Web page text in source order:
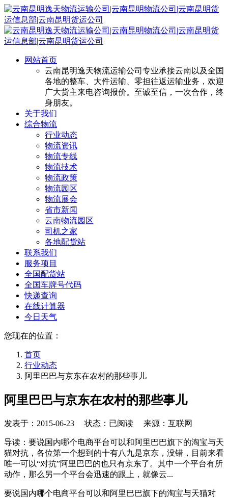
网站首页
云南昆明逸天物流运输公司专业承接云南以及全国
各地的整车、大件运输、零担往返运输业务，欢迎
广大货主来电咨询报价。至诚至信，一次合作，终
身朋友。
关于我们
综合物流
行业动态
物流资讯
物流专线
物流技术
物流政策
物流园区
物流展会
省市新闻
云南物流园区
司机之家
各地配货站
联系我们
服务项目
全国配货站
全国车牌号代码
快递查询
在线计算器
今日天气
您现在的位置：
首页
行业动态
阿里巴巴与京东在农村的那些事儿
阿里巴巴与京东在农村的那些事儿
发表于： 2015-06-23 状态：已阅读 来源：互联网
导读：要说国内哪个电商平台可以和阿里巴巴旗下的淘宝与天
猫对抗，各位第一个想到的十有八九是京东，没错，目前来看
唯一可以“对抗”阿里巴巴的也只有京东了。其中一个平台有所
动作，那么另一个平台会迅速的跟上，就像云...
要说国内哪个电商平台可以和阿里巴巴旗下的淘宝与天猫对